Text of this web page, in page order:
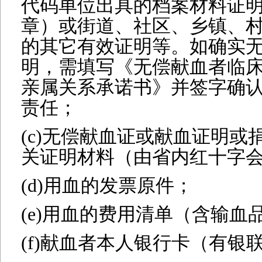
代码单位出具的档案材料证
章）或街道、社区、乡镇、
的其它有效证明等。如确实
明，需填写《无偿献血者临
亲属关系承诺书》并签字确
责任；
(c)无偿献血证或献血证明或
关证明材料（由省内红十字
(d)用血的发票原件；
(e)用血的费用清单（含输血
(f)献血者本人银行卡（有银